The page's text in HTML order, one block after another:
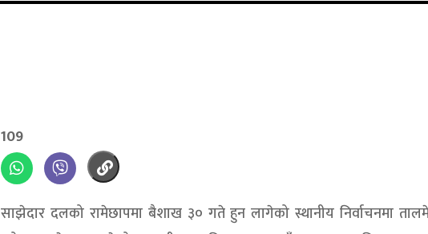
साझेदार दलको रामेछापमा बैशाख ३० गते हुन लागेको स्थानीय निर्वाचनमा